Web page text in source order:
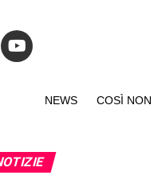
NEWS COSÌ NON